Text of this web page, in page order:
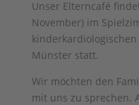
Unser Elterncafé
November) im
Münster statt.
Wir möchten den
mit uns zu sprechen.